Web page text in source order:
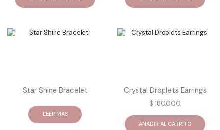
Star Shine Bracelet
LEER MÁS
Crystal Droplets Earrings
$ 180.000
AÑADIR AL CARRITO